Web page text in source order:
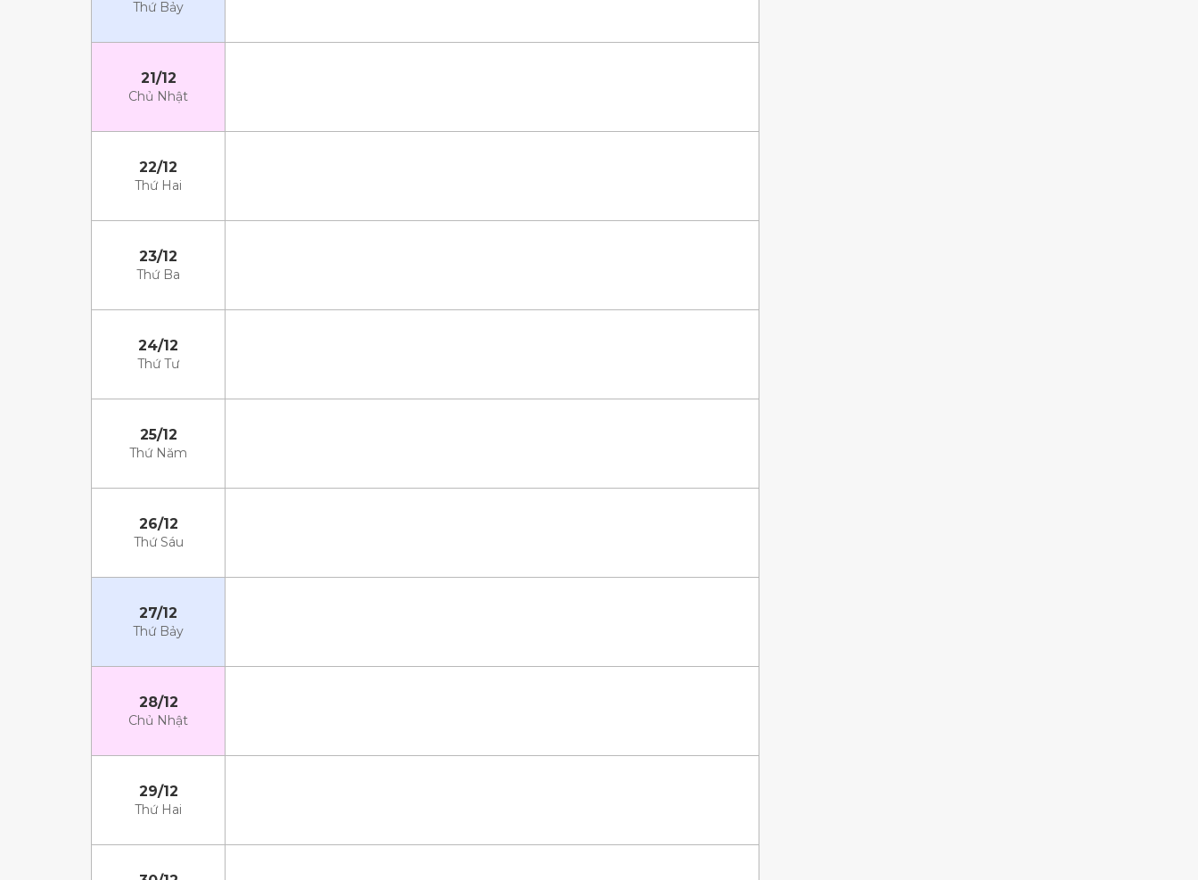
Thứ Bảy
21/12
Chủ Nhật
22/12
Thứ Hai
23/12
Thứ Ba
24/12
Thứ Tư
25/12
Thứ Năm
26/12
Thứ Sáu
27/12
Thứ Bảy
28/12
Chủ Nhật
29/12
Thứ Hai